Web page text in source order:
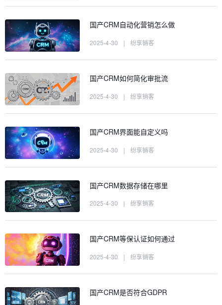
国产CRM自动化营销怎么做
2025-4-30 | 纷享销客
国产CRM如何简化审批流
2025-4-30 | 纷享销客
国产CRM界面能自定义吗
2025-4-30 | 纷享销客
国产CRM数据存储在哪里
2025-4-30 | 纷享销客
国产CRM等保认证如何通过
2025-4-30 | 纷享销客
国产CRM是否符合GDPR